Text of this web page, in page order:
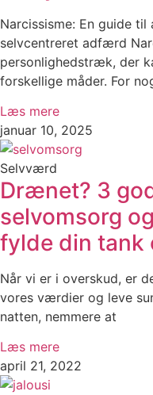
Narcissisme: En guide
selvcentreret adfærd
personlighedstræk, der
forskellige måder. For
Læs mere
januar 10, 2025
Selvværd
Drænet? 3
selvomsorg
fylde din tank
Når vi er i overskud, er
vores værdier og leve
natten, nemmere at
Læs mere
april 21, 2022